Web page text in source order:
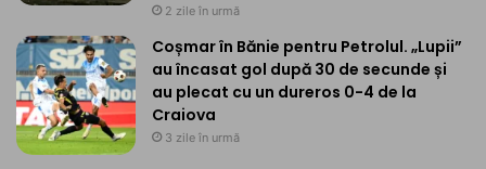
2 zile în urmă
Coșmar în Bănie pentru Petrolul. „Lupii”
au încasat gol după 30 de secunde și
au plecat cu un dureros 0-4 de la
Craiova
3 zile în urmă